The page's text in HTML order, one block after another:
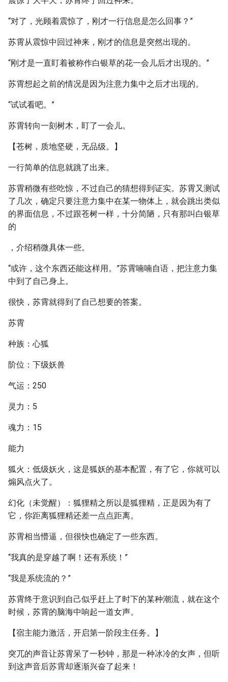
“对了，光顾着震惊了，刚才一行信息是怎么回事？”
苏霄从震惊中回过神来，刚才的信息是突然出现的。
“刚才是一直盯着被称作白银草的花一会儿后才出现的。”
苏霄想起之前的情况是因为注意力集中之后才出现的。
“试试看吧。”
苏霄转向一刻树木，盯了一会儿。
【苍树，质地坚硬，无品级。】
一行简单的信息就跳了出来。
苏霄稍微有些吃惊，不过自己的猜想得到证实。苏霄又测试
了几次，确定只要注意力集中在某一物体上，就会跳出类似
的界面信息，不过跟苍树一样，十分简陋，只有那叫白银草
的
，介绍稍微具体一些。
“或许，这个东西还能这样用。”苏霄喃喃自语，把注意力集
中到了自己身上。
很快，苏霄就得到了自己想要的答案。
苏霄
种族：心狐
阶位：下级妖兽
气运：250
灵力：5
魂力：15
能力
狐火：低级妖火，这是狐妖的基本配置，有了它，你就可以
煽风点火了。
幻化（未觉醒）：狐狸精之所以是狐狸精，正是因为有了
它，你距离狐狸精还差一点点距离。
苏霄相当懵逼，但很快也确定了一些东西。
“我真的是穿越了啊！还有系统！”
“我是系统流的？”
苏霄终于意识到自己似乎赶上了时下的某种潮流，就在这个
时候，苏霄的脑海中响起一道女声。
【宿主能力激活，开启第一阶段主任务。】
突兀的声音让苏霄呆了一秒钟，那是一种冰冷的女声，但听
到这声音后苏霄却逐渐兴奋了起来！